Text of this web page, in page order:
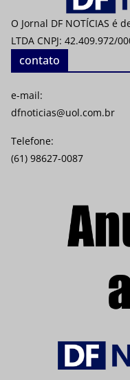
O Jornal DF NOTÍCIAS é
LTDA CNPJ: 42.409.972/
contato
e-mail:
dfnoticias@uol.com.br
Telefone:
(61) 98627-0087